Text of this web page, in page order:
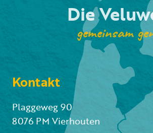
Die
gemeinsam
Kontakt
Plaggeweg 90
8076 PM Vierhouten